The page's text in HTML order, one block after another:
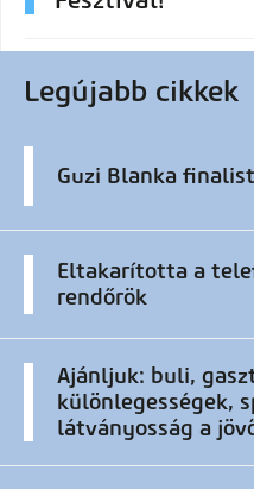
Legújabb cikkek
Guzi Blanka
Eltakarította a
rendőrök
Ajánljuk: buli,
különlegességek,
látványosság a